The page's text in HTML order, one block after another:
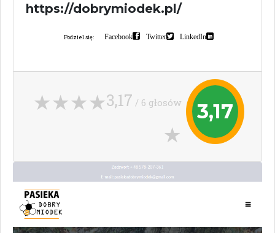
https://dobrymiodek.pl/
Podziel się: Facebook Twitter LinkedIn
3,17
3,17 / 6 głosów